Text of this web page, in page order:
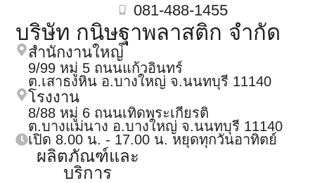
081-488-1455
บริษัท กนิษฐาพลาสติก จำกัด
สำนักงานใหญ่
9/99 หมู่ 5 ถนนแก้วอินทร์
ต.เสาธงหิน อ.บางใหญ่ จ.นนทบุรี 11140
โรงงาน
8/88 หมู่ 6 ถนนเทิดพระเกียรติ
ต.บางแม่นาง อ.บางใหญ่ จ.นนทบุรี 11140
เปิด 8.00 น. - 17.00 น. หยุดทุกวันอาทิตย์
ผลิตภัณฑ์และ
บริการ